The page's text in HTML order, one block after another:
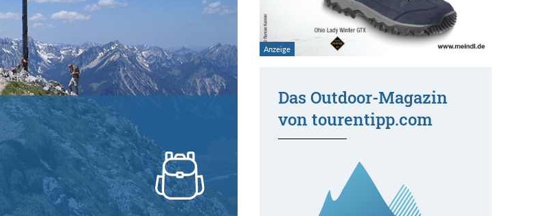
Das Outdoor-Magazin
von tourentipp.com